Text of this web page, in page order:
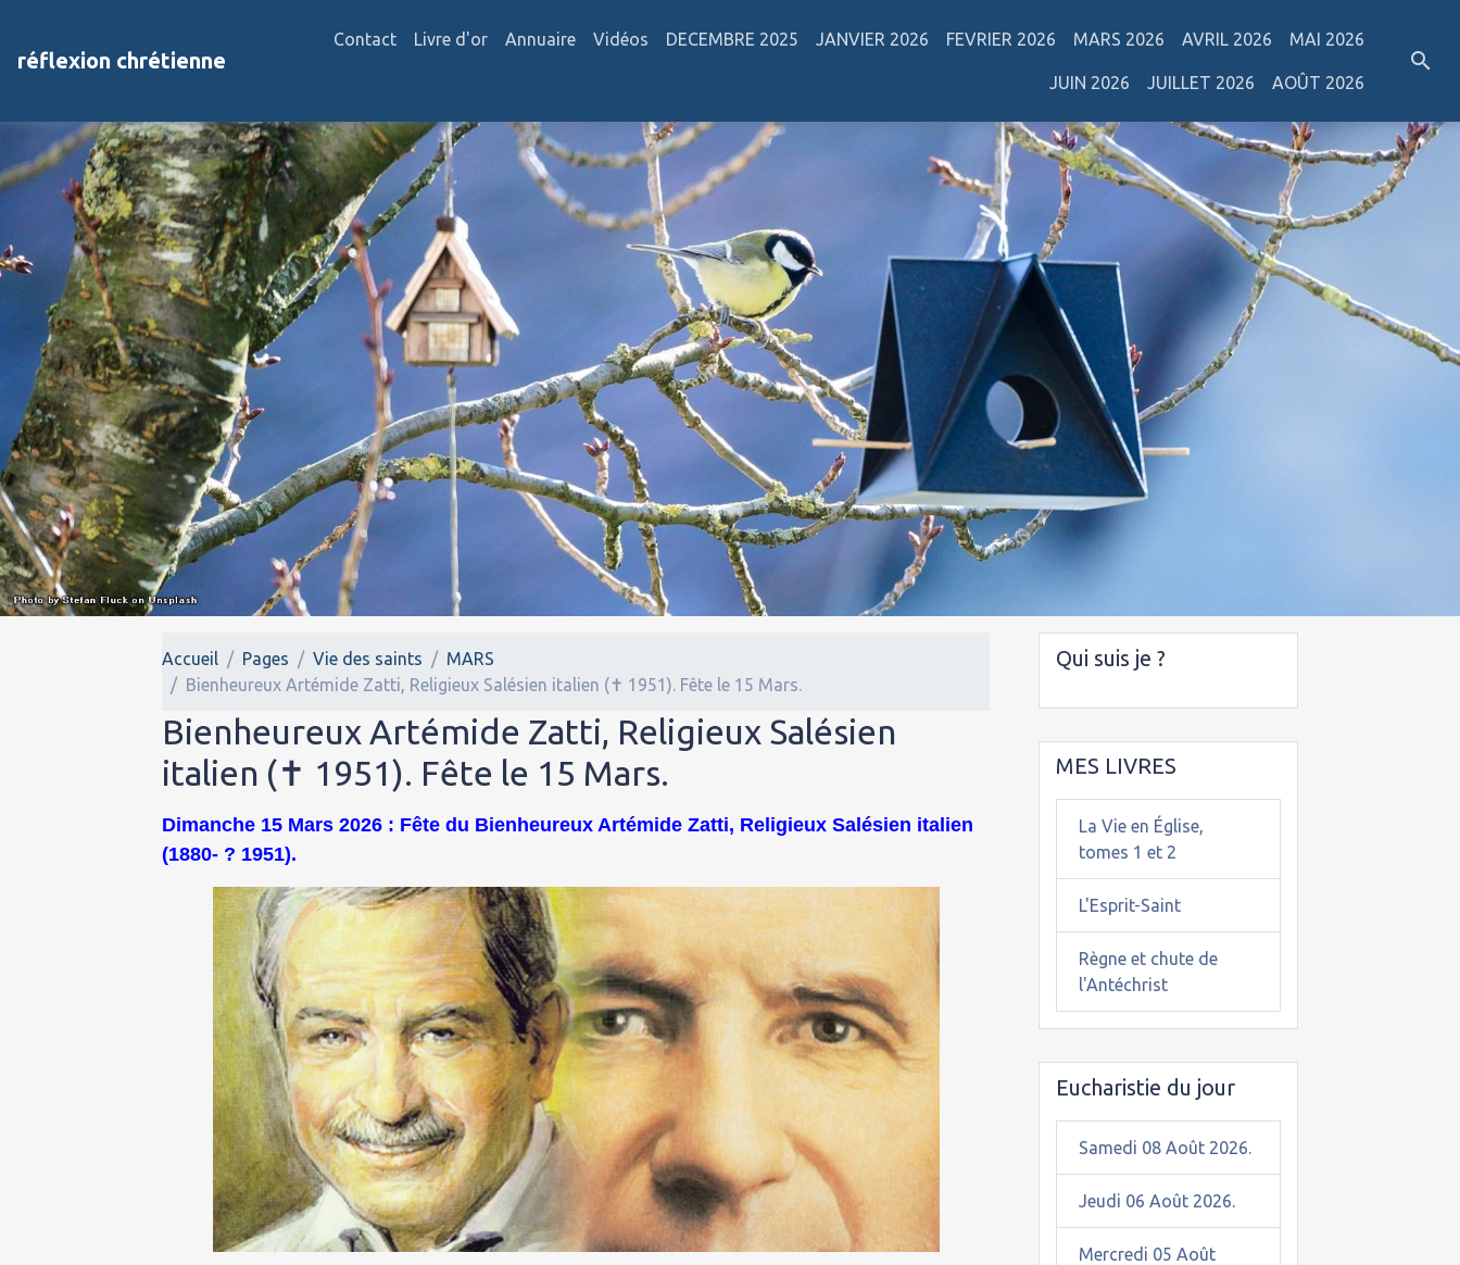
réflexion chrétienne
Contact Livre d'or Annuaire Vidéos DECEMBRE 2025 JANVIER 2026 FEVRIER 2026 MARS 2026 AVRIL 2026 MAI 2026
JUIN 2026 JUILLET 2026 AOÛT 2026
Accueil Pages Vie des saints
MARS
Bienheureux Artémide Zatti, Religieux Salésien italien (✝ 1951). Fête le 15 Mars.
Bienheureux Artémide Zatti, Religieux Salésien
italien (✝ 1951). Fête le 15 Mars.
Dimanche 15 Mars 2026 : Fête du Bienheureux Artémide Zatti, Religieux Salésien italien
(1880- ? 1951).
Qui suis je ?
MES LIVRES
La Vie en Église,
tomes 1 et 2
L'Esprit-Saint
Règne et chute de
l'Antéchrist
Eucharistie du jour
Samedi 08 Août 2026.
Jeudi 06 Août 2026.
Mercredi 05 Août